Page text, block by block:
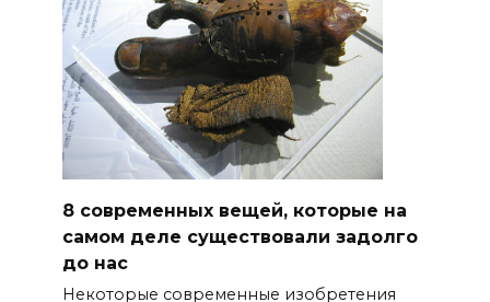
8 современных вещей, которые на
самом деле существовали задолго
до нас
Некоторые современные изобретения